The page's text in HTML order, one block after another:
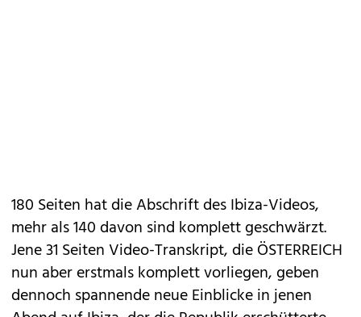
180 Seiten hat die ­Abschrift des Ibiza-Videos,
mehr als 140 davon sind komplett geschwärzt.
Jene 31 Seiten Video-Transkript, die ÖSTERREICH
nun aber erstmals komplett vorliegen, geben
dennoch spannende neue Einblicke in jenen